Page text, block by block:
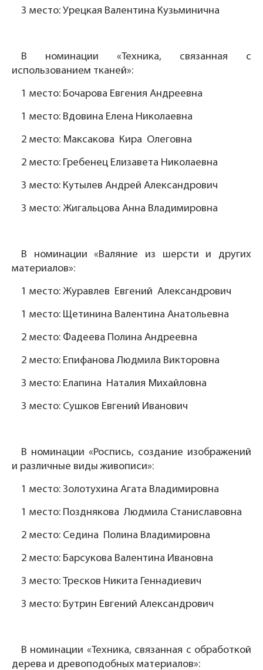
3 место: Урецкая Валентина Кузьминична
В номинации «Техника, связанная с
использованием тканей»:
1 место: Бочарова Евгения Андреевна
1 место: Вдовина Елена Николаевна
2 место: Максакова Кира Олеговна
2 место: Гребенец Елизавета Николаевна
3 место: Кутылев Андрей Александрович
3 место: Жигальцова Анна Владимировна
В номинации «Валяние из шерсти и других
материалов»:
1 место: Журавлев Евгений Александрович
1 место: Щетинина Валентина Анатольевна
2 место: Фадеева Полина Андреевна
2 место: Епифанова Людмила Викторовна
3 место: Елапина Наталия Михайловна
3 место: Сушков Евгений Иванович
В номинации «Роспись, создание изображений
и различные виды живописи»:
1 место: Золотухина Агата Владимировна
1 место: Позднякова Людмила Станиславовна
2 место: Седина Полина Владимировна
2 место: Барсукова Валентина Ивановна
3 место: Тресков Никита Геннадиевич
3 место: Бутрин Евгений Александрович
В номинации «Техника, связанная с обработкой
дерева и древоподобных материалов»: